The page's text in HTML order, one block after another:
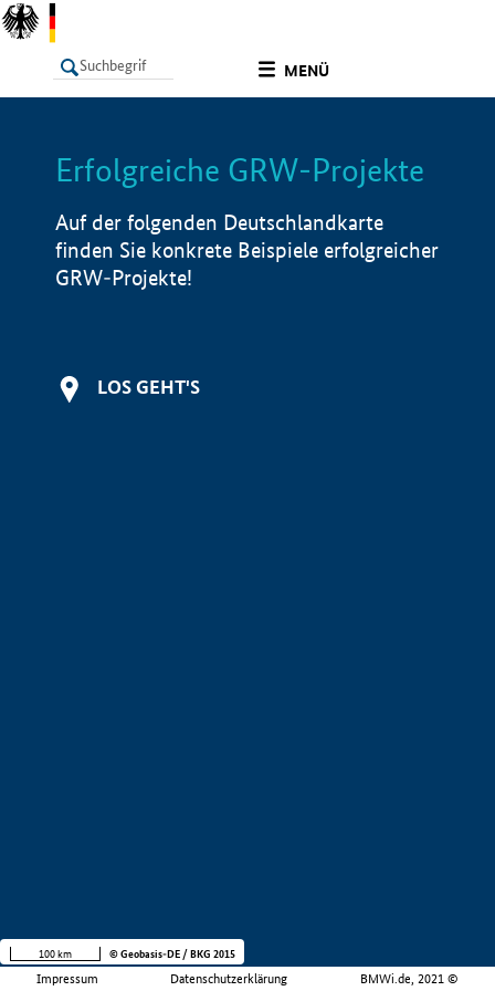
MENÜ
LISTE Info
Erfolgreiche GRW-Projekte
Auf der folgenden Deutschlandkarte
finden Sie konkrete Beispiele erfolgreicher
GRW-Projekte!
LOS GEHT'S
Impressum Datenschutzerklärung BMWi.de, 2021 ©
100 km © Geobasis-DE / BKG 2015